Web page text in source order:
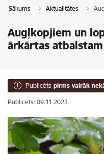
Sākums Aktualitātes
Augļkopjiem un
ārkārtas atbalstam
Publicēts pirms vairāk
Publicēts: 09.11.2023.